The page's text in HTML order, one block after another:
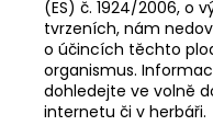
(ES) č. 1924/2006, o
tvrzeních, nám
o účincích těchto
organismus.
dohledejte ve volně
internetu či v herbáři.